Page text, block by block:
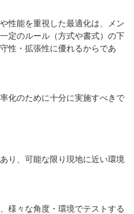
性能を重視した最適化は、メン
定のルール（方式や書式）の下
性・拡張性に優れるからであ
化のために十分に実施すべきで
り、可能な限り現地に近い環境
様々な角度・環境でテストする